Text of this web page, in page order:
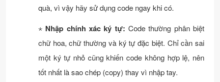
quà, vì vậy hãy sử dụng code ngay khi có.
⋆ Nhập chính xác ký tự:Code thường phân biệt
chữ hoa, chữ thường và ký tự đặc biệt. Chỉ cần sai
một ký tự nhỏ cũng khiến code không hợp lệ, nên
tốt nhất là sao chép (copy) thay vì nhập tay.